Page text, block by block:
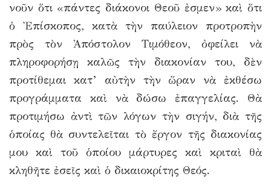
νοῦν ὅτι «πάντες διάκονοι Θεοῦ ἐσμεν» καὶ ὅτι
ὁ Ἐπίσκοπος, κατὰ τὴν παύλειον προτροπὴν
πρὸς τὸν Ἀπόστολον Τιμόθεον, ὀφείλει νὰ
πληροφορήσῃ καλῶς τὴν διακονίαν του, δὲν
προτίθεμαι κατ’ αὐτὴν τὴν ὥραν νὰ ἐκθέσω
προγράμματα καὶ νὰ δώσω ἐπαγγελίας. Θὰ
προτιμήσω ἀντὶ τῶν λόγων τὴν σιγήν, διὰ τῆς
ὁποίας θὰ συντελεῖται τὸ ἔργον τῆς διακονίας
μου καὶ τοῦ ὁποίου μάρτυρες καὶ κριταὶ θὰ
κληθῆτε ἐσεῖς καὶ ὁ δικαιοκρίτης Θεός.